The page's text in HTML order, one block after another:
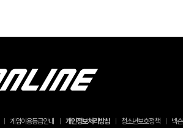
게임이용등급안내 개인정보처리방침 청소년보호정책 넥